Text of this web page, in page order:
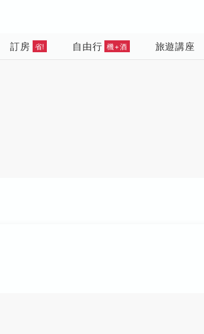
訂房 省! 自由行 機+酒 旅遊講座